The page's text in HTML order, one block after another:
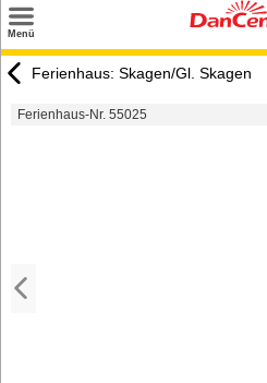
Menü
Urlaubsziele
Ferienhaus: Skagen/Gl. Skagen
Ferienhaus-Nr. 55025